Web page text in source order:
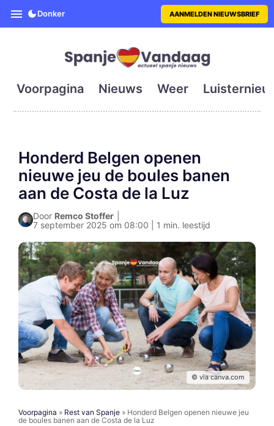
SpanjeVandaag is de eerste
Donker AANMELDEN NIEUWSBRIEF
Voorpagina Nieuws Weer
Honderd Belgen openen
nieuwe jeu de boules banen
aan de Costa de la Luz
Door Remco Stoffer
7 september 2025 om 08:00 | 1 min. leestijd
© via canva.com
Voorpagina » Rest van Spanje » Honderd Belgen openen nieuwe jeu
de boules banen aan de Costa de la Luz